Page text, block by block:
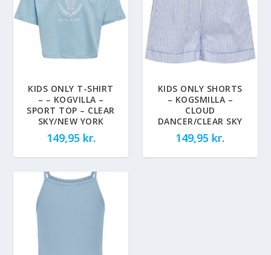
KIDS ONLY T-SHIRT
– – KOGVILLA –
SPORT TOP – CLEAR
SKY/NEW YORK
149,95 kr.
KIDS ONLY SHORTS
– KOGSMILLA –
CLOUD
DANCER/CLEAR SKY
149,95 kr.